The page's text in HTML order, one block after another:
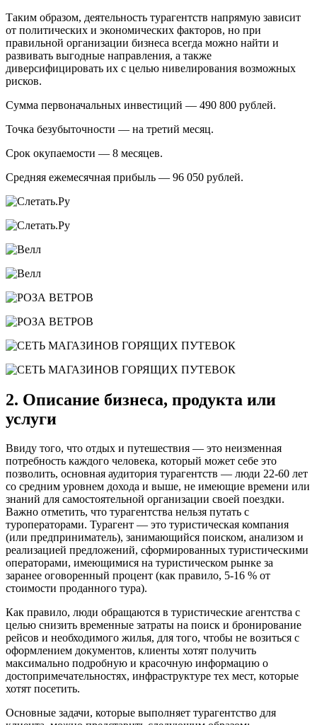
Таким образом, деятельность турагентств напрямую зависит
от политических и экономических факторов, но при
правильной организации бизнеса всегда можно найти и
развивать выгодные направления, а также
диверсифицировать их с целью нивелирования возможных
рисков.
Сумма первоначальных инвестиций — 490 800 рублей.
Точка безубыточности — на третий месяц.
Срок окупаемости — 8 месяцев.
Средняя ежемесячная прибыль — 96 050 рублей.
2. Описание бизнеса, продукта или
услуги
Ввиду того, что отдых и путешествия — это неизменная
потребность каждого человека, который может себе это
позволить, основная аудитория турагентств — люди 22-60 лет
со средним уровнем дохода и выше, не имеющие времени или
знаний для самостоятельной организации своей поездки.
Важно отметить, что турагентства нельзя путать с
туроператорами. Турагент — это туристическая компания
(или предприниматель), занимающийся поиском, анализом и
реализацией предложений, сформированных туристическими
операторами, имеющимися на туристическом рынке за
заранее оговоренный процент (как правило, 5-16 % от
стоимости проданного тура).
Как правило, люди обращаются в туристические агентства с
целью снизить временные затраты на поиск и бронирование
рейсов и необходимого жилья, для того, чтобы не возиться с
оформлением документов, клиенты хотят получить
максимально подробную и красочную информацию о
достопримечательностях, инфраструктуре тех мест, которые
хотят посетить.
Основные задачи, которые выполняет турагентство для